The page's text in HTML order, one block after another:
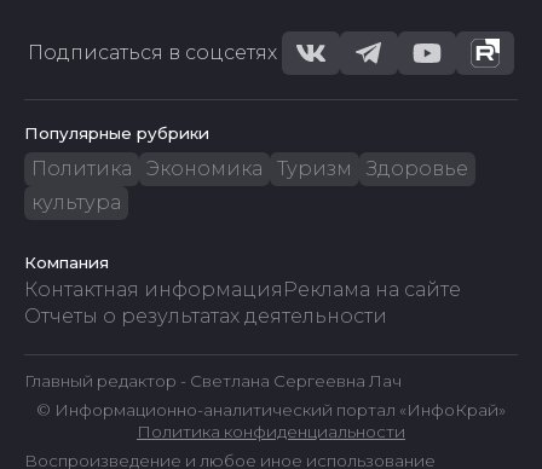
Подписаться в соцсетях
Популярные рубрики
Политика Экономика Туризм
Здоровье
культура
Компания
Контактная информация Реклама на сайте
Отчеты о результатах деятельности
Главный редактор - Светлана Сергеевна Лач
© Информационно-аналитический портал «ИнфоКрай»
Политика конфиденциальности
Воспроизведение и любое иное использование